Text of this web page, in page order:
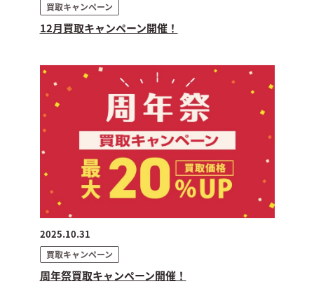
買取キャンペーン
12月買取キャンペーン開催！
2025.10.31
買取キャンペーン
周年祭買取キャンペーン開催！